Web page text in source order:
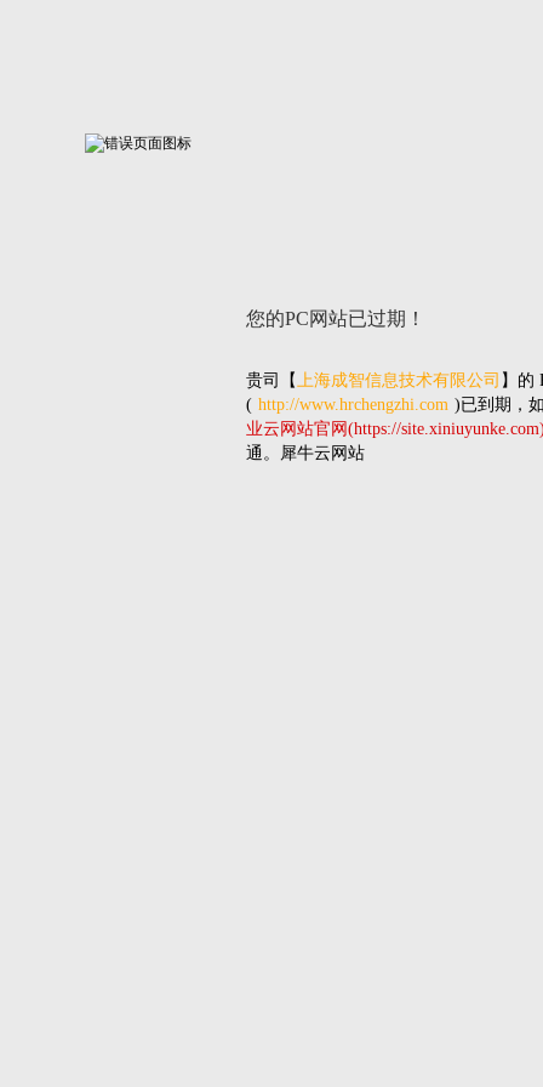
您的PC网站已过期！
贵司 【上海成智信息技术有限公司 】的
( http://www.hrchengzhi.com )已到期，
业云网站官网(https://
通。犀牛云网站